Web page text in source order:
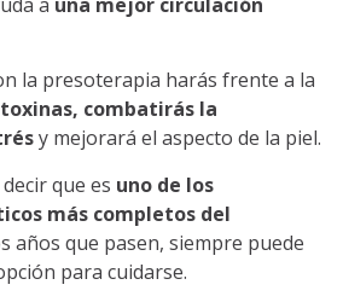
la presoterapia harás frente a la
combatirás la
y mejorará el aspecto de la piel.
que es uno de los
más completos del
años que pasen, siempre puede
para cuidarse.